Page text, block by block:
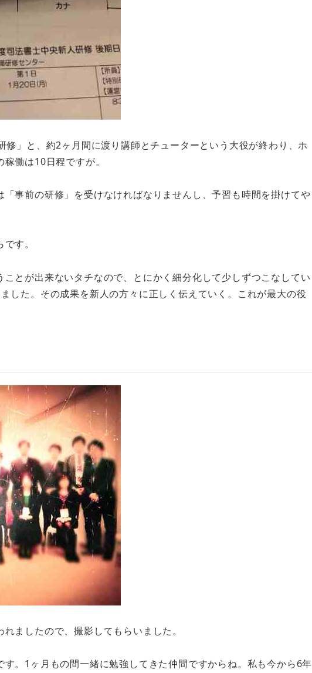
」と、約2ヶ月間に渡り講師とチューターという大役が終わり、ホ
働は10日程ですが。
事前の研修」を受けなければなりませんし、予習も時間を掛けてや
す。
とが出来ないタチなので、とにかく細分化して少しずつこなしてい
した。その成果を新人の方々に正しく伝えていく。これが最大の役
ましたので、撮影してもらいました。
。1ヶ月もの間一緒に勉強してきた仲間ですからね。私も今から6年